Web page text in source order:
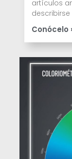
artículos
Conócelo